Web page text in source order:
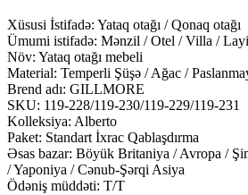
Xüsusi İstifadə: Yataq otağı / Qonaq otağı
Ümumi istifadə: Mənzil / Otel / Villa /
Növ: Yataq otağı mebeli
Material: Temperli Şüşə / Ağac /
Brend adı: GILLMORE
SKU: 119-228/119-230/119-229/119-231
Kolleksiya: Alberto
Paket: Standart İxrac Qablaşdırma
Əsas bazar: Böyük Britaniya / Avropa /
/ Yaponiya / Cənub-Şərqi Asiya
Ödəniş müddəti: T/T